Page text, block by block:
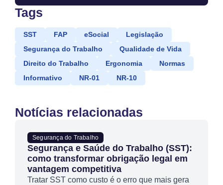
Tags
SST FAP eSocial
Legislação
Segurança do Trabalho
Qualidade de Vida
Direito do Trabalho
Ergonomia
Normas
Informativo
NR-01 NR-10
Notícias relacionadas
Segurança do Trabalho
Segurança e Saúde do Trabalho (SST):
como transformar obrigação legal em
vantagem competitiva
Tratar SST como custo é o erro que mais gera